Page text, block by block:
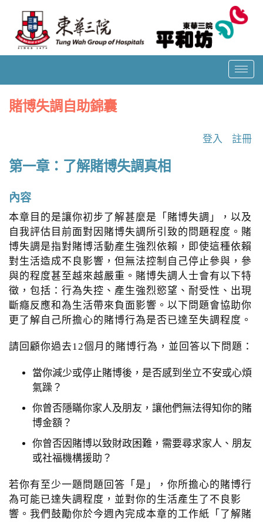
T
o
e
g
a
t
i
o
n
賭博失調自助錦囊
登入 註冊
第一章：了解賭博失調真相
內容
本章目的是讓你初步了解甚麼是「賭博失調」，以及
自我評估目前面對因賭博失調所引致的問題程度。賭
博失調是指對賭博活動產生強烈依賴，即使這種依賴
對生活造成不良影響，但無法控制自己停止參與，參
與的程度甚至越來越嚴重。賭博失調人士會有以下特
徵，包括：行為失控、產生強烈慾望、耐受性、出現
斷癮反應和為生活帶來負面影響。以下問題會協助你
更了解自己所擔心的賭博行為是否已達至失調程度。
請回顧你過去12個月的賭博行為，並回答以下問題：
當你減少或停止賭博後，是否感到坐立不安或心煩
氣躁？
你曾否隱瞞你家人及朋友，讓他們無法得知你的賭
博金額？
你曾否因賭博以致財政困難，需要尋求家人、朋友
或社福機構援助？
若你有至少一題問題回答「是」，你所擔心的賭博行
為可能已達失調程度，並對你的生活產生了不良影
響。我們鼓勵你於今週內完成本章的工作紙「了解賭